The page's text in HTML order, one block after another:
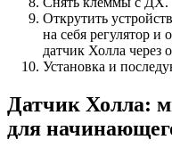
Открутить
на себя регулятор и
датчик Холла через
Установка и
Датчик Холла:
для